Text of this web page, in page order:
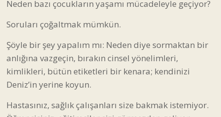
Neden bazı çocukların yaşamı mücadeleyle geçiyor?
Soruları çoğaltmak mümkün.
Şöyle bir şey yapalım mı: Neden diye sormaktan bir
anlığına vazgeçin, bırakın cinsel yönelimleri,
kimlikleri, bütün etiketleri bir kenara; kendinizi
Deniz’in yerine koyun.
Hastasınız, sağlık çalışanları size bakmak istemiyor.